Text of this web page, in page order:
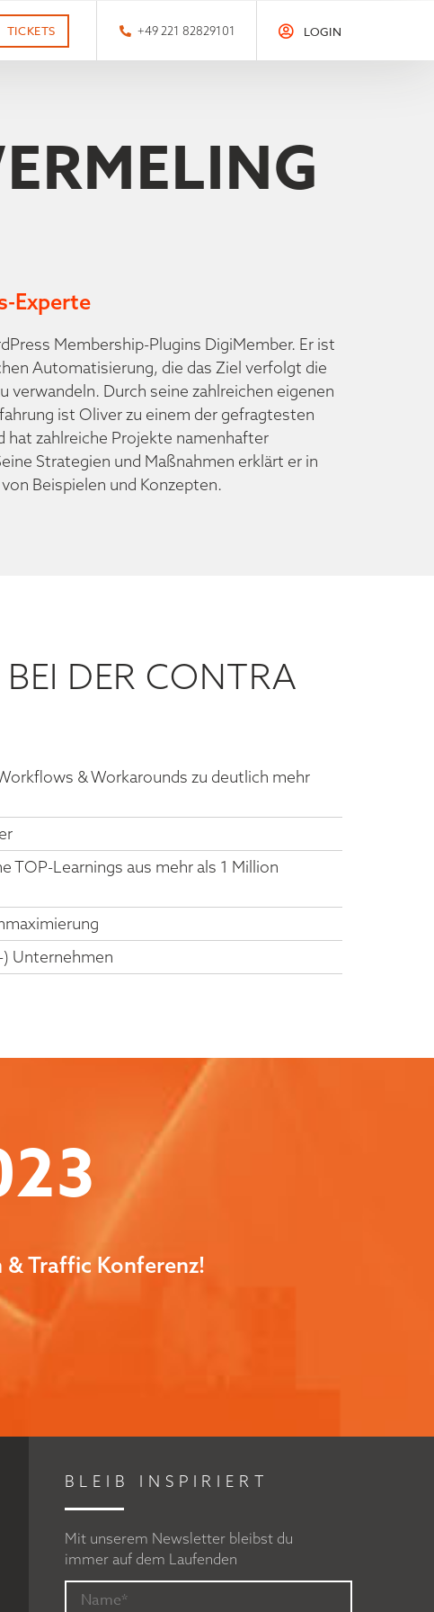
TICKETS +49 221 82829101 LOGIN
Experte
Membership-Plugins DigiMember. Er ist
Automatisierung, die das Ziel verfolgt die
verwandeln. Durch seine zahlreichen eigenen
ist Oliver zu einem der gefragtesten
hat zahlreiche Projekte namenhafter
Strategien und Maßnahmen erklärt er in
Beispielen und Konzepten.
BEI DER CONTRA
& Workarounds zu deutlich mehr
TOP-Learnings aus mehr als 1 Million
) Unternehmen
Traffic Konferenz!
BLEIB INSPIRIERT
Mit unserem Newsletter bleibst du
immer auf dem Laufenden